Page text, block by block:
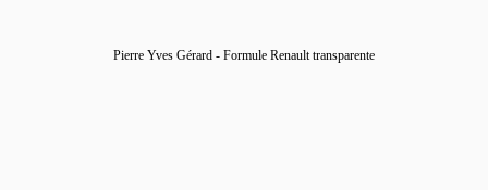
Pierre Yves Gérard - Formule Renault transparente